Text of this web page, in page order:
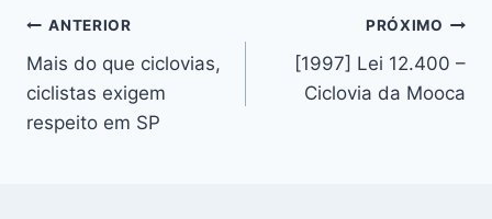
Navegação
de
Post
ANTERIOR
Mais do que ciclovias,
ciclistas exigem
respeito em SP
PRÓXIMO
[1997] Lei 12.400 –
Ciclovia da Mooca